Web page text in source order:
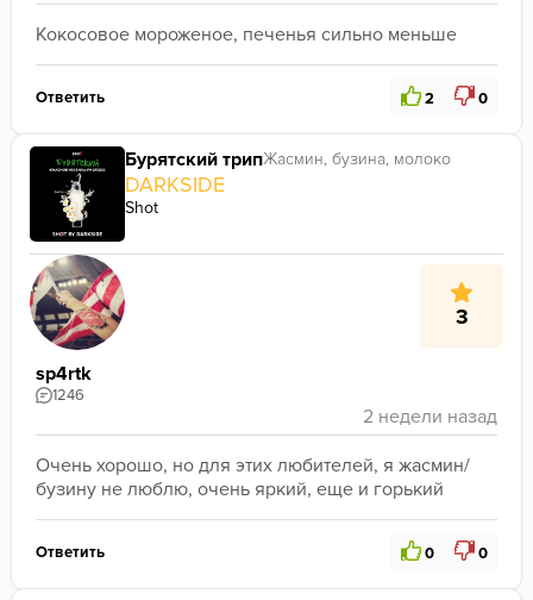
Кокосовое мороженое, печенья сильно меньше
Ответить 2 0
Бурятский трипЖасмин, бузина, молоко
DARKSIDE
Shot
3
sp4rtk
1246
Очень хорошо, но для этих любителей, я жасмин/
бузину не люблю, очень яркий, еще и горький
Ответить 0 0